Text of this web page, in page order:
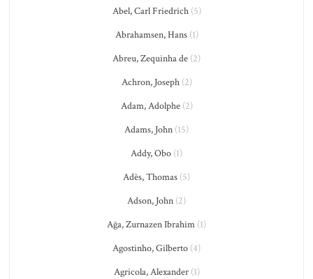
Abel, Carl Friedrich(5)
Abrahamsen, Hans(1)
Abreu, Zequinha de (2)
Achron, Joseph(2)
Adam, Adolphe(2)
Adams, John (15)
Addy, Obo (1)
Adès, Thomas (5)
Adson, John (2)
Ağa, Zurnazen Ibrahim (1)
Agostinho, Gilberto (4)
Agricola, Alexander(1)